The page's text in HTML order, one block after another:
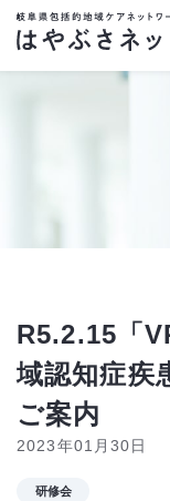
R5.2.15「
域認知症疾
ご案内
2023年01月30日
研修会